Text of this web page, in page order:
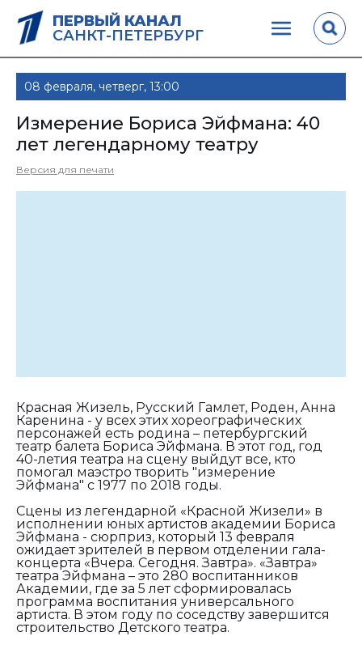
ПЕРВЫЙ КАНАЛ
САНКТ-ПЕТЕРБУРГ
08 февраля, четверг, 13:00
Измерение Бориса Эйфмана: 40
лет легендарному театру
Версия для печати
Красная Жизель, Русский Гамлет, Роден, Анна
Каренина - у всех этих хореографических
персонажей есть родина – петербургский
театр балета Бориса Эйфмана. В этот год, год
40-летия театра на сцену выйдут все, кто
помогал маэстро творить "измерение
Эйфмана" с 1977 по 2018 годы.
Сцены из легендарной «Красной Жизели» в
исполнении юных артистов академии Бориса
Эйфмана - сюрприз, который 13 февраля
ожидает зрителей в первом отделении гала-
концерта «Вчера. Сегодня. Завтра». «Завтра»
театра Эйфмана – это 280 воспитанников
Академии, где за 5 лет сформировалась
программа воспитания универсального
артиста. В этом году по соседству завершится
строительство Детского театра.